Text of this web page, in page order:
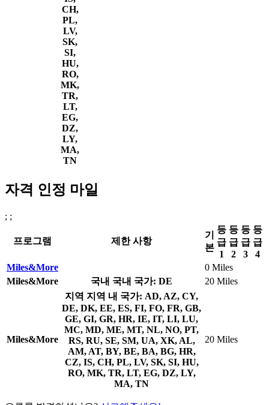
CH,
PL,
LV,
SK,
SI,
HU,
RO,
MK,
TR,
LT,
EG,
DZ,
LY,
MA,
TN
자격 인정 마일
; ;
프로그램 제한 사항
기
본
등
급
1
등
급
2
등
급
3
등
급
4
Miles&More
0 Miles
Miles&More
국내 국내 국가: DE 20 Miles
Miles&More
지역 지역 내 국가: AD, AZ, CY,
DE, DK, EE, ES, FI, FO, FR, GB,
GE, GI, GR, HR, IE, IT, LI, LU,
MC, MD, ME, MT, NL, NO, PT,
RS, RU, SE, SM, UA, XK, AL,
AM, AT, BY, BE, BA, BG, HR,
CZ, IS, CH, PL, LV, SK, SI, HU,
RO, MK, TR, LT, EG, DZ, LY,
MA, TN
20 Miles